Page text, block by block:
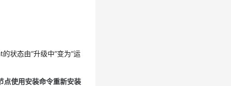
状态由“升级中”变为“运
点使用安装命令重新安装